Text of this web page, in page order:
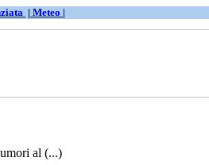
| Meteo |
al (...)